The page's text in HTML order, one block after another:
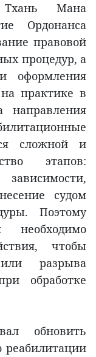
Мана
Ордонанса
правовой
процедур, а
оформления
практике в
направления
сложной и
этапов:
судом
Поэтому
необходимо
чтобы
разрыва
обработке
обновить